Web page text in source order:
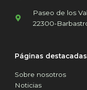
Paseo de los
22300-
Páginas destacadas
Sobre nosotros
Noticias